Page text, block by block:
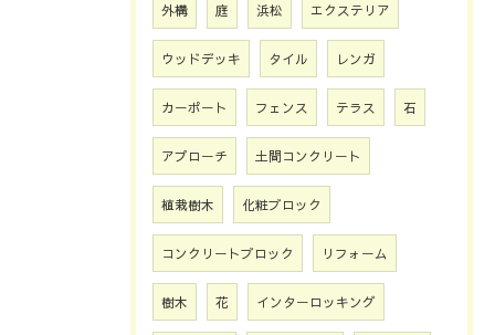
外構 庭 浜松 エクステリア
ウッドデッキ タイル レンガ
カーポート フェンス テラス 石
アプローチ 土間コンクリート
植栽樹木 化粧ブロック
コンクリートブロック リフォーム
樹木 花 インターロッキング